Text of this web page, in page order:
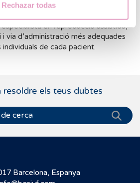
Rechazar todas
en reproducció assistida,
via d’administració més adequades
de cada pacient.
resoldre els teus dubtes
Barcelona, Espanya